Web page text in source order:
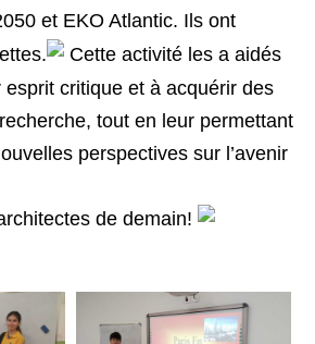
et EKO Atlantic. Ils ont
Cette activité les a aidés
critique et à acquérir des
tout en leur permettant
perspectives sur l’avenir
de demain!